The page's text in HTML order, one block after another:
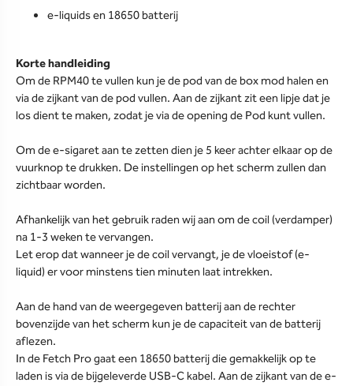
e-liquids en 18650 batterij
Korte handleiding
Om de RPM40 te vullen kun je de pod van de box mod halen en
via de zijkant van de pod vullen. Aan de zijkant zit een lipje dat je
los dient te maken, zodat je via de opening de Pod kunt vullen.
Om de e-sigaret aan te zetten dien je 5 keer achter elkaar op de
vuurknop te drukken. De instellingen op het scherm zullen dan
zichtbaar worden.
Afhankelijk van het gebruik raden wij aan om de coil (verdamper)
na 1-3 weken te vervangen.
Let erop dat wanneer je de coil vervangt, je de vloeistof (e-
liquid) er voor minstens tien minuten laat intrekken.
Aan de hand van de weergegeven batterij aan de rechter
bovenzijde van het scherm kun je de capaciteit van de batterij
aflezen.
In de Fetch Pro gaat een 18650 batterij die gemakkelijk op te
laden is via de bijgeleverde USB-C kabel. Aan de zijkant van de e-